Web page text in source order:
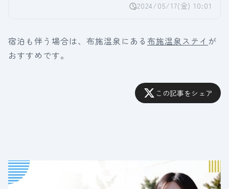
2024/05/17(金) 10:01
宿泊も伴う場合は、布施温泉にある 布施温泉ステイ が
おすすめです。
この記事をシェア